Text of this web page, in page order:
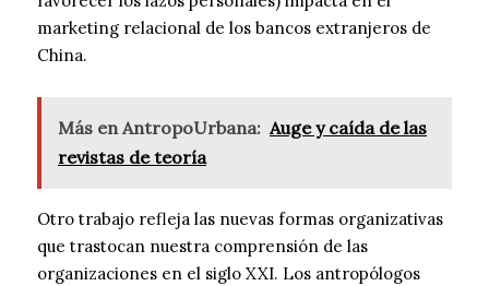
marketing relacional de los bancos extranjeros de
China.
Más en AntropoUrbana: Auge y caída de las
revistas de teoría
Otro trabajo refleja las nuevas formas organizativas
que trastocan nuestra comprensión de las
organizaciones en el siglo XXI. Los antropólogos